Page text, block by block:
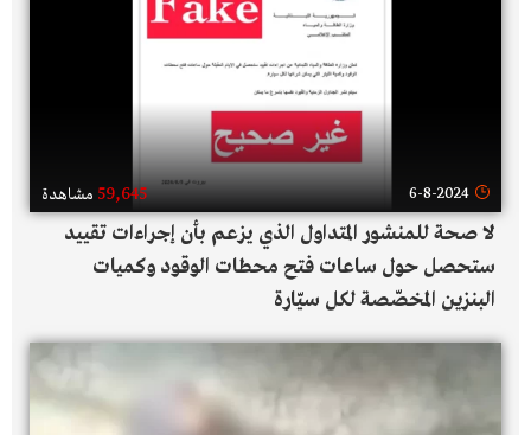
6-8-2024
59,645 مشاهدة
لا صحة للمنشور المتداول الذي يزعم بأن إجراءات تقييد
ستحصل حول ساعات فتح محطات الوقود وكميات
البنزين المخصّصة لكل سيّارة